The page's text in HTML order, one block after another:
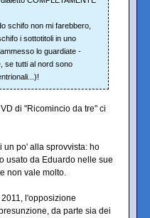
schifo non mi farebbero,
i sottotitoli in uno
lo guardiate -
se tutti al nord sono
di "Ricomincio da tre" ci
un po' alla sprovvista: ho
usato da Eduardo nelle sue
non vale molto.
l'opposizione
da parte sia dei